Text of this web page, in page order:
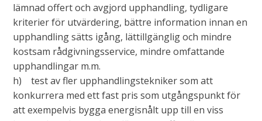
lämnad offert och avgjord upphandling, tydligare
kriterier för utvärdering, bättre information innan en
upphandling sätts igång, lättillgänglig och mindre
kostsam rådgivningsservice, mindre omfattande
upphandlingar m.m.
h) test av fler upphandlingstekniker som att
konkurrera med ett fast pris som utgångspunkt för
att exempelvis bygga energisnålt upp till en viss